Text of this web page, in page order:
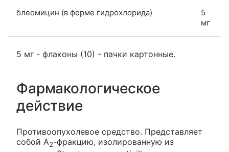
блеомицин (в форме гидрохлорида)
5
мг
5 мг - флаконы (10) - пачки картонные.
Фармакологическое
действие
Противоопухолевое средство. Представляет
собой A2-фракцию, изолированную из